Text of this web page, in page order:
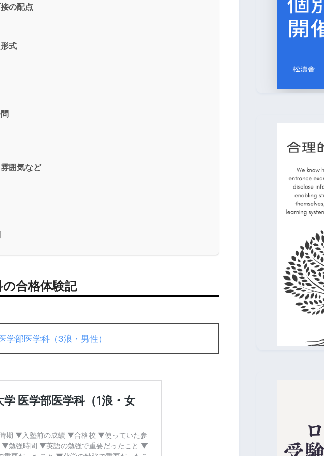
の配点
式
囲気など
合格体験記
学部医学科（3浪・男性）